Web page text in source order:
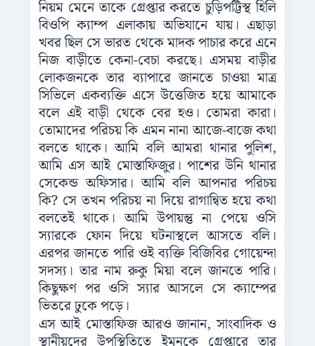
নিয়ম মেনে তাকে গ্রেপ্তার করতে চুড়িপট্টিস্থ হিলি
বিওপি ক্যাম্প এলাকায় অভিযানে যায়। এছাড়া
খবর ছিল সে ভারত থেকে মাদক পাচার করে এনে
নিজ বাড়ীতে কেনা-বেচা করছে। এসময় বাড়ীর
লোকজনকে তার ব্যাপারে জানতে চাওয়া মাত্র
সিভিলে একব্যক্তি এসে উত্তেজিত হয়ে আমাকে
বলে এই বাড়ী থেকে বের হও। তোমরা কারা।
তোমাদের পরিচয় কি এমন নানা আজে-বাজে কথা
বলতে থাকে। আমি বলি আমরা থানার পুলিশ,
আমি এস আই মোস্তাফিজুর। পাশের উনি থানার
সেকেন্ড অফিসার। আমি বলি আপনার পরিচয়
কি? সে তখন পরিচয় না দিয়ে রাগান্বিত হয়ে কথা
বলতেই থাকে। আমি উপায়ন্তু না পেয়ে ওসি
স্যারকে ফোন দিয়ে ঘটনাস্থলে আসতে বলি।
এরপর জানতে পারি ওই ব্যক্তি বিজিবির গোয়েন্দা
সদস্য। তার নাম রুকু মিয়া বলে জানতে পারি।
কিছুক্ষণ পর ওসি স্যার আসলে সে ক্যাম্পের
ভিতরে ঢুকে পড়ে।
এস আই মোস্তাফিজ আরও জানান, সাংবাদিক ও